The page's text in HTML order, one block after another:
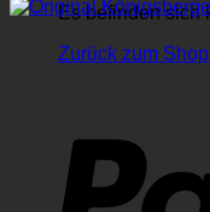
Es befinden sich
Zurück zum Shop